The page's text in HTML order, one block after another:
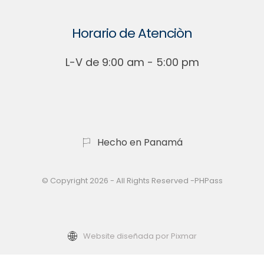
Horario de Atenciòn
L-V de 9:00 am - 5:00 pm
Hecho en Panamá
© Copyright 2026 - All Rights Reserved -PHPass
Website diseñada por Pixmar